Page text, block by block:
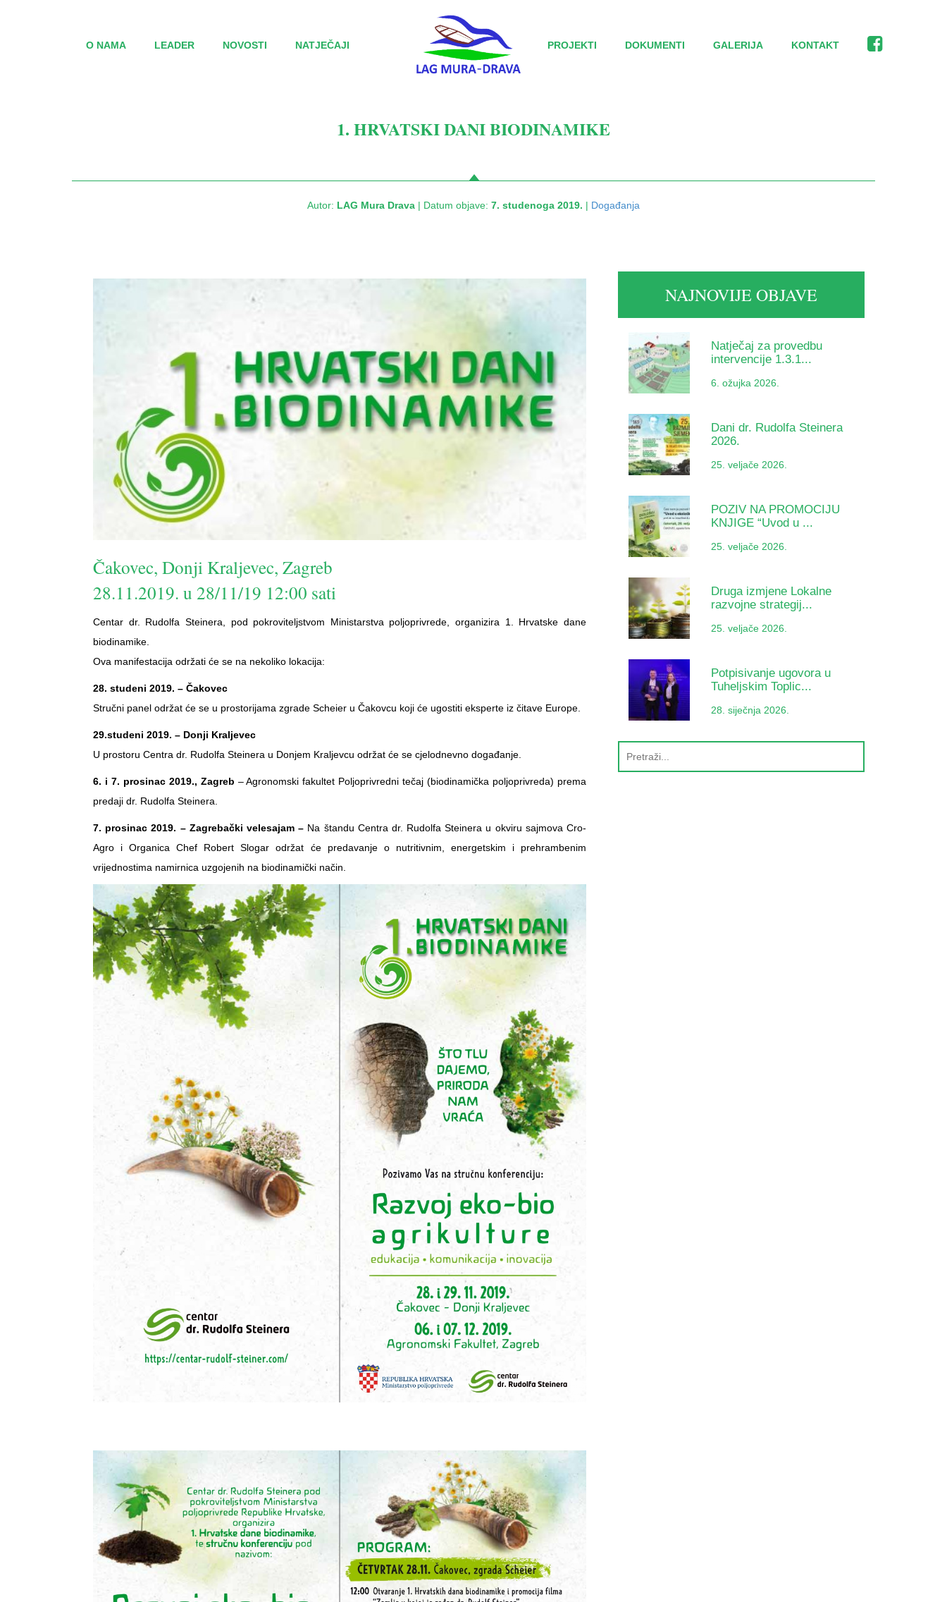
O NAMA LEADER NOVOSTI NATJEČAJI PROJEKTI DOKUMENTI GALERIJA KONTAKT
1. HRVATSKI DANI BIODINAMIKE
Autor: LAG Mura Drava | Datum objave: 7. studenoga 2019. | Događanja
Čakovec, Donji Kraljevec, Zagreb
28.11.2019. u 28/11/19 12:00 sati
Centar dr. Rudolfa Steinera, pod pokroviteljstvom Ministarstva poljoprivrede, organizira 1. Hrvatske dane
biodinamike.
Ova manifestacija održati će se na nekoliko lokacija:
28. studeni 2019. – Čakovec
Stručni panel održat će se u prostorijama zgrade Scheier u Čakovcu koji će ugostiti eksperte iz čitave Europe.
29.studeni 2019. – Donji Kraljevec
U prostoru Centra dr. Rudolfa Steinera u Donjem Kraljevcu održat će se cjelodnevno događanje.
6. i 7. prosinac 2019., Zagreb – Agronomski fakultet Poljoprivredni tečaj (biodinamička poljoprivreda) prema
predaji dr. Rudolfa Steinera.
7. prosinac 2019. – Zagrebački velesajam – Na štandu Centra dr. Rudolfa Steinera u okviru sajmova Cro-
Agro i Organica Chef Robert Slogar održat će predavanje o nutritivnim, energetskim i prehrambenim
vrijednostima namirnica uzgojenih na biodinamički način.
NAJNOVIJE OBJAVE
Natječaj za provedbu
intervencije 1.3.1...
6. ožujka 2026.
Dani dr. Rudolfa Steinera
2026.
25. veljače 2026.
POZIV NA PROMOCIJU
KNJIGE “Uvod u ...
25. veljače 2026.
Druga izmjene Lokalne
razvojne strategij...
25. veljače 2026.
Potpisivanje ugovora u
Tuheljskim Toplic...
28. siječnja 2026.